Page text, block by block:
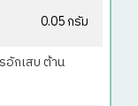
0.05 กรัม
กเสบ ต้าน